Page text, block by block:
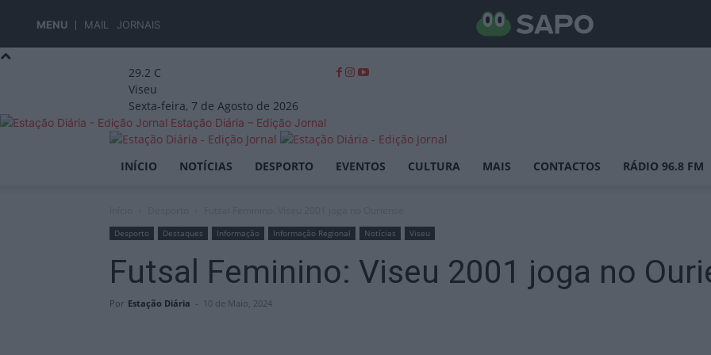
MENU MAIL JORNAIS
29.2 C
Viseu
Sexta-feira, 7 de Agosto de 2026
Estação Diária – Edição Jornal
INÍCIO NOTÍCIAS DESPORTO EVENTOS CULTURA MAIS CONTACTOS RÁDIO 96.8 FM
Desporto Destaques Informação Informação Regional Notícias Viseu
Futsal Feminino: Viseu 2001 joga no
Por Estação Diária - 10 de Maio, 2024